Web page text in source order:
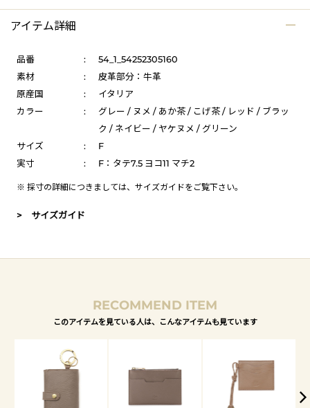
アイテム詳細
品番 :
54_1_54252305160
素材
:
皮革部分：牛革
原産国
:
イタリア
カラー
:
グレー / ヌメ / あか茶 / こげ茶 / レッド / ブラッ
ク / ネイビー / ヤケヌメ / グリーン
サイズ
:
F
実寸
: F：タテ7.5 ヨコ11 マチ2
※ 採寸の詳細につきましては、 サイズガイドをご覧下さい。
> サイズガイド
RECOMMEND ITEM
このアイテムを見ている人は、こんなアイテムも見ています